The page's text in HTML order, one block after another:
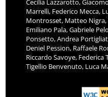
Cecilia Lazzarotto,
Marrelli, Federico Mecca,
Montrosset, Matteo Nigra,
Emiliano Pala, Gabriele
Ponsetto, Andrea
Deniel Pession, Raffaele
Riccardo Savoye, Federica
Tigellio Benvenuto, Luca